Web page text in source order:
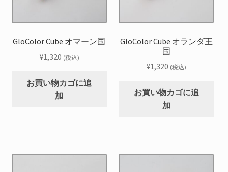
GloColor Cube オマーン国
¥1,320 (税込)
お買い物カゴに追
加
GloColor Cube オランダ王
国
¥1,320 (税込)
お買い物カゴに追
加